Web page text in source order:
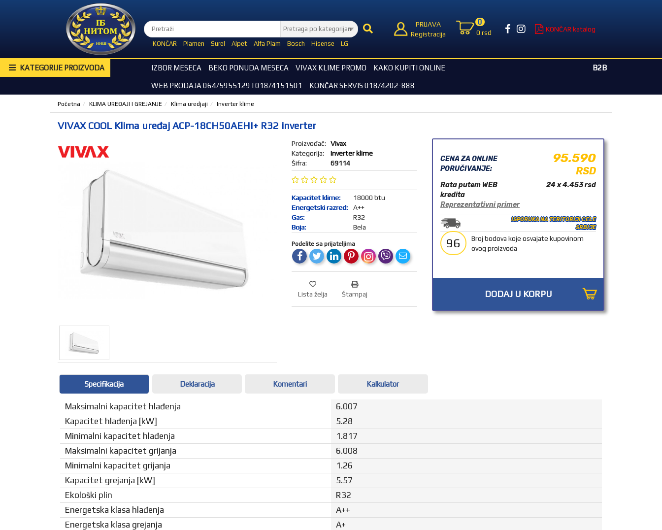
KONČAR Plamen Surel Alpet Alfa Plam Bosch Hisense LG
PRIJAVA
Registracija
0
0 rsd KONČAR katalog
KATEGORIJE PROIZVODA IZBOR MESECA BEKO PONUDA MESECA VIVAX KLIME PROMO KAKO KUPITI ONLINE
WEB PRODAJA 064/5955129 I 018/4151501 KONČAR SERVIS 018/4202-888
B2B
Početna KLIMA UREĐAJI I GREJANJE Klima uredjaji Inverter klime
VIVAX COOL Klima uređaj ACP-18CH50AEHI+ R32 inverter
Proizvođač:
Vivax
Kategorija:
Inverter klime
Šifra:
69114
Kapacitet klime:
18000 btu
Energetski razred:
A++
Gas:
R32
Boja:
Bela
Podelite sa prijateljima
Lista želja Štampaj
CENA ZA ONLINE
PORUČIVANJE:
95.590
RSD
Rata putem WEB
kredita
24 x 4.453rsd
Reprezentativni primer
ISPORUKA NA TERITORIJI CELE
SRBIJE
96
Broj bodova koje osvajate kupovinom
ovog proizvoda
DODAJ U KORPU
Specifikacija Deklaracija Komentari Kalkulator
Maksimalni kapacitet hlađenja
6.007
Kapacitet hlađenja [kW]
5.28
Minimalni kapacitet hlađenja
1.817
Maksimalni kapacitet grijanja
6.008
Minimalni kapacitet grijanja
1.26
Kapacitet grejanja [kW]
5.57
Ekološki plin
R32
Energetska klasa hlađenja
A++
Energetska klasa grejanja
A+